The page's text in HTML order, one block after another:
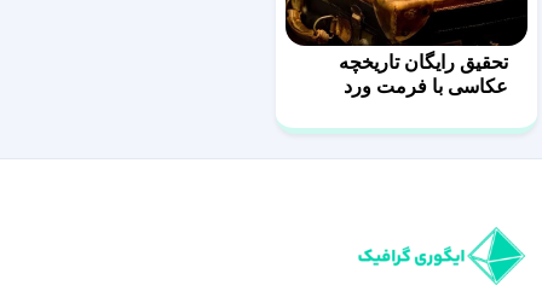
تحقیق رایگان تاریخچه
عکاسی با فرمت ورد